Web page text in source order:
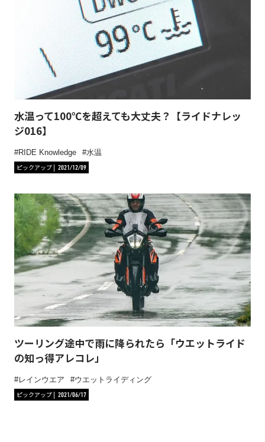
水温って100℃を超えても大丈夫？【ライドナレッ
ジ016】
RIDE Knowledge
水温
ピックアップ
2021/12/09
ツーリング途中で雨に降られたら「ウエットライド
の知っ得アレコレ」
レインウエア
ウエットライディング
ピックアップ
2021/06/17